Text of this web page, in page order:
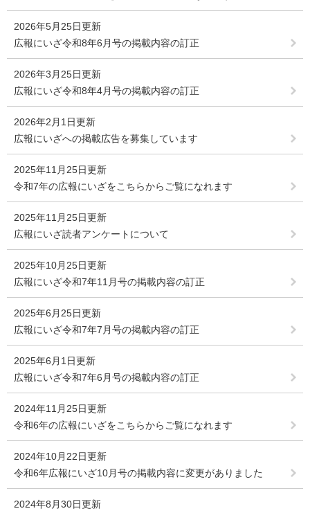
2026年5月25日更新
広報にいざ令和8年6月号の掲載内容の訂正
2026年3月25日更新
広報にいざ令和8年4月号の掲載内容の訂正
2026年2月1日更新
広報にいざへの掲載広告を募集しています
2025年11月25日更新
令和7年の広報にいざをこちらからご覧になれます
2025年11月25日更新
広報にいざ読者アンケートについて
2025年10月25日更新
広報にいざ令和7年11月号の掲載内容の訂正
2025年6月25日更新
広報にいざ令和7年7月号の掲載内容の訂正
2025年6月1日更新
広報にいざ令和7年6月号の掲載内容の訂正
2024年11月25日更新
令和6年の広報にいざをこちらからご覧になれます
2024年10月22日更新
令和6年広報にいざ10月号の掲載内容に変更がありました
2024年8月30日更新